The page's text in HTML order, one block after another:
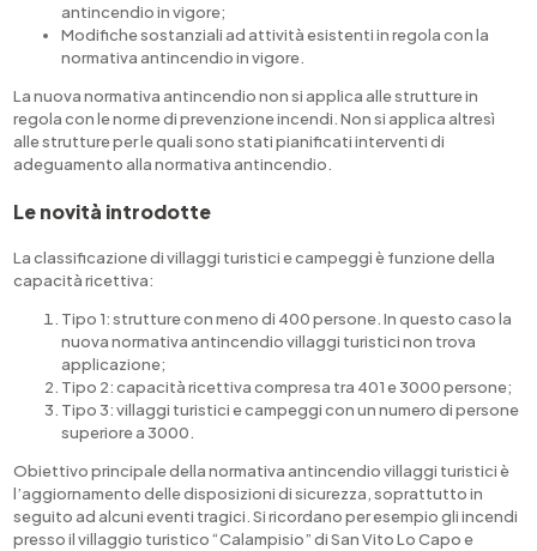
antincendio in vigore;
Modifiche sostanziali ad attività esistenti in regola con la
normativa antincendio in vigore.
La nuova normativa antincendio non si applica alle strutture in
regola con le norme di prevenzione incendi. Non si applica altresì
alle strutture per le quali sono stati pianificati interventi di
adeguamento alla normativa antincendio.
Le novità introdotte
La classificazione di villaggi turistici e campeggi è funzione della
capacità ricettiva:
Tipo 1: strutture con meno di 400 persone. In questo caso la
nuova normativa antincendio villaggi turistici non trova
applicazione;
Tipo 2: capacità ricettiva compresa tra 401 e 3000 persone;
Tipo 3: villaggi turistici e campeggi con un numero di persone
superiore a 3000.
Obiettivo principale della normativa antincendio villaggi turistici è
l’aggiornamento delle disposizioni di sicurezza, soprattutto in
seguito ad alcuni eventi tragici. Si ricordano per esempio gli incendi
presso il villaggio turistico “Calampisio” di San Vito Lo Capo e